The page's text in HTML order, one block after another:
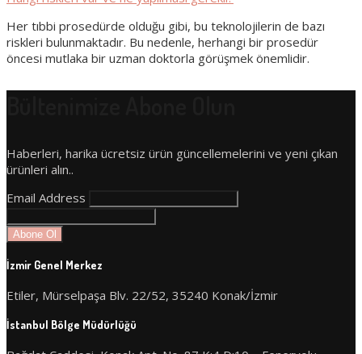
Her tıbbi prosedürde olduğu gibi, bu teknolojilerin de bazı
riskleri bulunmaktadır. Bu nedenle, herhangi bir prosedür
öncesi mutlaka bir uzman doktorla görüşmek önemlidir.
Haberleri, harika ücretsiz ürün güncellemelerini ve yeni çıkan
ürünleri alın..
Email Address
İzmir Genel Merkez
Etiler, Mürselpaşa Blv. 22/52, 35240 Konak/İzmir
İstanbul Bölge Müdürlüğü